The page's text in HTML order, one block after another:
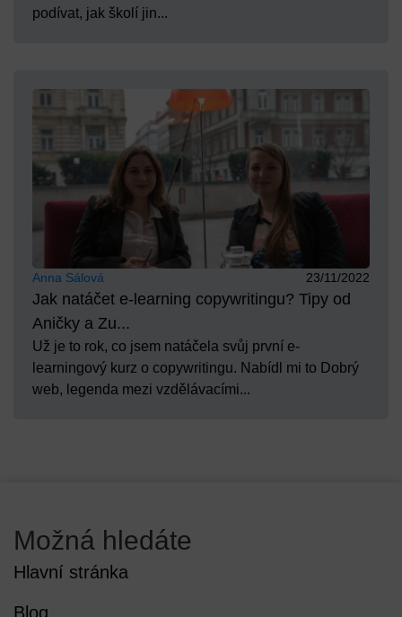
podívat, jak školí jin...
Anna Sálová 23/11/2022
Jak natáčet e-learning copywritingu? Tipy od
Aničky a Zu...
Už je to rok, co jsem natáčela svůj první e-
learningový kurz o copywritingu. Nabídl mi to Dobrý
web, legenda mezi vzdělávacími...
Možná hledáte
Hlavní stránka
Blog